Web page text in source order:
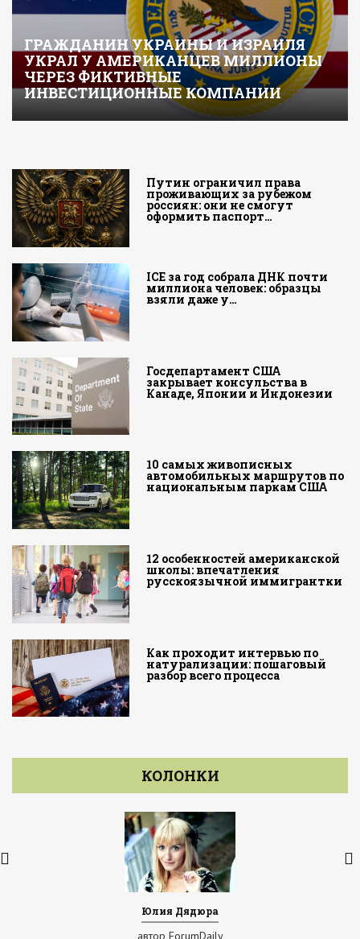
ГРАЖДАНИН УКРАИНЫ И ИЗРАИЛЯ
УКРАЛ У АМЕРИКАНЦЕВ МИЛЛИОНЫ
ЧЕРЕЗ ФИКТИВНЫЕ
ИНВЕСТИЦИОННЫЕ КОМПАНИИ
Путин ограничил права
проживающих за рубежом
россиян: они не смогут
оформить паспорт…
ICE за год собрала ДНК почти
миллиона человек: образцы
взяли даже у…
Госдепартамент США
закрывает консульства в
Канаде, Японии и Индонезии
10 самых живописных
автомобильных маршрутов по
национальным паркам США
12 особенностей американской
школы: впечатления
русскоязычной иммигрантки
Как проходит интервью по
натурализации: пошаговый
разбор всего процесса
КОЛОНКИ
Юлия Дядюра
автор ForumDaily